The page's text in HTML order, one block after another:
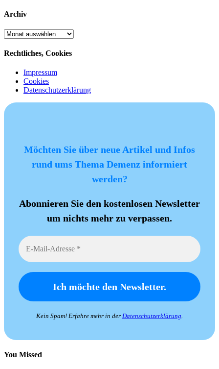
Archiv
Archiv
Rechtliches, Cookies
Impressum
Cookies
Datenschutzerklärung
Möchten Sie über neue Artikel und Infos
rund ums Thema Demenz informiert
werden?
Abonnieren Sie den kostenlosen Newsletter
um nichts mehr zu verpassen.
Kein Spam! Erfahre mehr in der Datenschutzerklärung.
You Missed